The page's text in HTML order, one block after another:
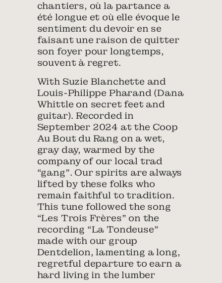
chantiers, où la partance a
été longue et où elle évoque le
sentiment du devoir en se
faisant une raison de quitter
son foyer pour longtemps,
souvent à regret.
With Suzie Blanchette and
Louis-Philippe Pharand (Dana
Whittle on secret feet and
guitar). Recorded in
September 2024 at the Coop
Au Bout du Rang on a wet,
gray day, warmed by the
company of our local trad
“gang”. Our spirits are always
lifted by these folks who
remain faithful to tradition.
This tune followed the song
“Les Trois Frères” on the
recording “La Tondeuse”
made with our group
Dentdelion, lamenting a long,
regretful departure to earn a
hard living in the lumber